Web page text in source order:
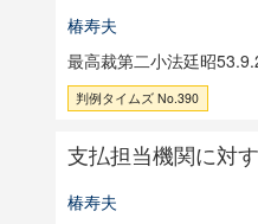
椿寿夫
最高裁第二小法廷昭
判例タイムズ No.390
支払担当機関に対
椿寿夫